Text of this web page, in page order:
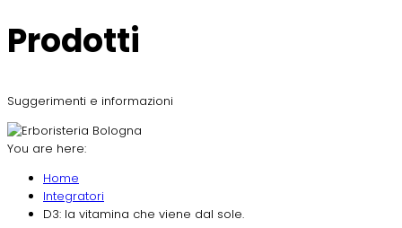
Prodotti
Suggerimenti e informazioni
You are here:
Home
Integratori
D3: la vitamina che viene dal sole.